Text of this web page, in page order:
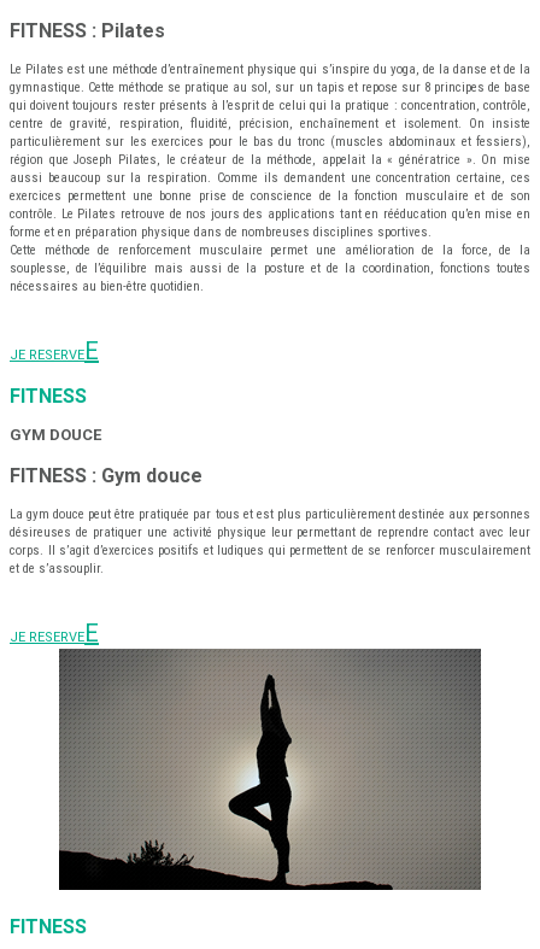
FITNESS : Pilates
Le Pilates est une méthode d’entraînement physique qui s’inspire du yoga, de la danse et de la
gymnastique. Cette méthode se pratique au sol, sur un tapis et repose sur 8 principes de base
qui doivent toujours rester présents à l’esprit de celui qui la pratique : concentration, contrôle,
centre de gravité, respiration, fluidité, précision, enchaînement et isolement. On insiste
particulièrement sur les exercices pour le bas du tronc (muscles abdominaux et fessiers),
région que Joseph Pilates, le créateur de la méthode, appelait la « génératrice ». On mise
aussi beaucoup sur la respiration. Comme ils demandent une concentration certaine, ces
exercices permettent une bonne prise de conscience de la fonction musculaire et de son
contrôle. Le Pilates retrouve de nos jours des applications tant en rééducation qu’en mise en
forme et en préparation physique dans de nombreuses disciplines sportives.
Cette méthode de renforcement musculaire permet une amélioration de la force, de la
souplesse, de l’équilibre mais aussi de la posture et de la coordination, fonctions toutes
nécessaires au bien-être quotidien.
JE RESERVE
FITNESS
GYM DOUCE
FITNESS : Gym douce
La gym douce peut être pratiquée par tous et est plus particulièrement destinée aux personnes
désireuses de pratiquer une activité physique leur permettant de reprendre contact avec leur
corps. Il s’agit d’exercices positifs et ludiques qui permettent de se renforcer musculairement
et de s’assouplir.
JE RESERVE
FITNESS